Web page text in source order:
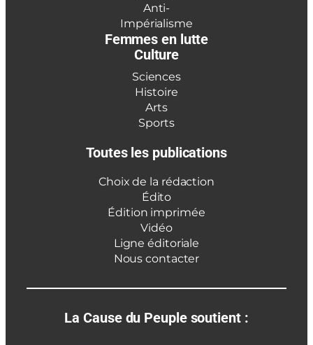
Anti-
Impérialisme
Femmes en lutte
Culture
Sciences
Histoire
Arts
Sports
Toutes les publications
Choix de la rédaction
Édito
Édition imprimée
Vidéo
Ligne éditoriale
Nous contacter
La Cause du Peuple soutient :